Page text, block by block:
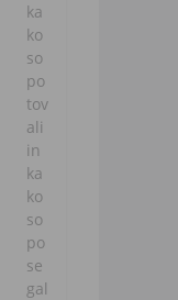
ka
ko
so
po
tov
ali
in
ka
ko
so
po
se
gal